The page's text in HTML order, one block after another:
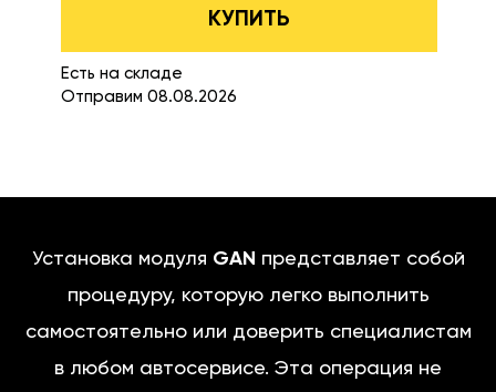
КУПИТЬ
Есть на складе
Отправим 08.08.2026
Установка модуля GAN представляет собой
процедуру, которую легко выполнить
самостоятельно или доверить специалистам
в любом автосервисе. Эта операция не